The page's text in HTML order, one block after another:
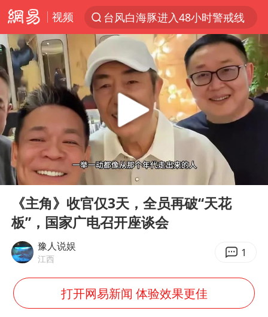
视频
台风白海豚进入48小时警戒线
以“新”破局 首发经济点亮城市消费活力
佛得角门将亮相智利俱乐部主场
中方回应是否在太平洋海底开采稀土
看守所辅警收受10万获刑1年
宇树科技发行价格150.80元/股
CIA被曝已秘密设立古巴工作组
U17国足1分钟轰2球
台风白海豚影响中国已成定局
Play
00:00 04:36
《主角》收官仅3天，全员再破“天花
板”，国家广电召开座谈会
豫人说娱
江西 1
打开网易新闻 体验效果更佳